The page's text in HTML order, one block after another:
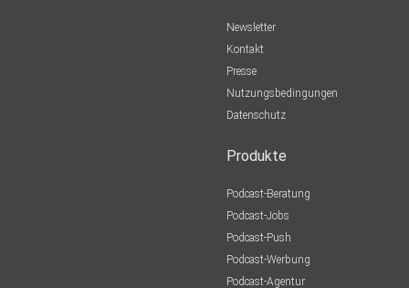
Newsletter
Kontakt
Presse
Nutzungsbedingungen
Datenschutz
Produkte
Podcast-Beratung
Podcast-Jobs
Podcast-Push
Podcast-Werbung
Podcast-Agentur